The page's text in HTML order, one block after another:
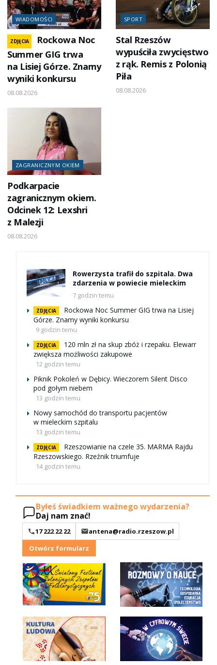
WIADOMOŚCI
ZDJĘCIA
Rockowa Noc
Summer GIG trwa
na Lisiej Górze. Znamy
wyniki konkursu
08.08.2026
SPORT
Stal Rzeszów
wypuściła zwycięstwo
z rąk. Remis z Polonią
Piła
08.08.2026
ZAGRANICZNYM OKIEM
Podkarpacie
zagranicznym okiem.
Odcinek 12: Lexshri
z Malezji
08.08.2026
Rowerzysta trafił do szpitala. Dwa
zdarzenia w powiecie mieleckim
7 godzin temu
ZDJĘCIA
Rockowa Noc Summer GIG trwa na Lisiej
Górze. Znamy wyniki konkursu
9 godzin temu
ZDJĘCIA
120 mln zł na skup zbóż i rzepaku. Elewarr
zwiększa możliwości zakupowe
12 godzin temu
Piknik Pokoleń w Dębicy. Wieczorem Silent Disco
pod gołym niebem
13 godzin temu
Nowy samochód do transportu pacjentów
w mieleckim szpitalu
13 godzin temu
ZDJĘCIA
Rzeszowianie na czele 35. MARMA Rajdu
Rzeszowskiego. Rzeźnik triumfuje
14 godzin temu
Byłeś świadkiem ważnego wydarzenia?
Daj nam znać!
17 222 22 22
antena@radio.rzeszow.pl
Otwórz formularz